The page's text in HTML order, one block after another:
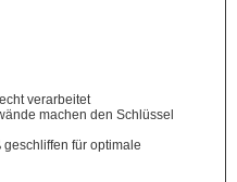
verarbeitet
machen den Schlüssel
für optimale